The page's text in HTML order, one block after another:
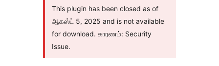
This plugin has been closed as of
ஆகஸ்ட் 5, 2025 and is not available
for download. காரணம்: Security
Issue.